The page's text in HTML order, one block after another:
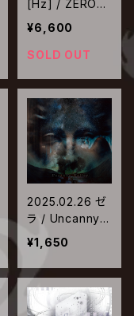
[Hz] / ZEROH
Z 7th ANNIVE
RSARY LIVE SI
XAXIZ-2025-
AST【Type-B】
¥6,600
SOLD OUT
2025.02.26 ゼ
ラ / Uncanny V
alley
¥1,650